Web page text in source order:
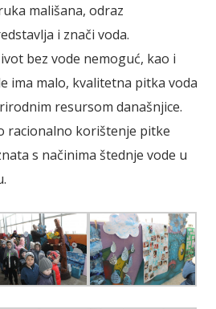
mališana, odraz
i znači voda.
bez vode nemoguć, kao i
ima malo, kvalitetna pitka voda
resursom današnjice.
racionalno korištenje pitke
s načinima štednje vode u